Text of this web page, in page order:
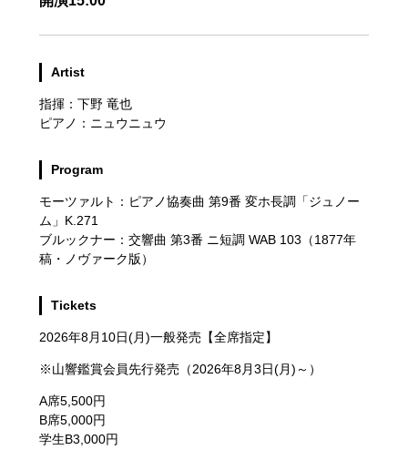
Artist
指揮：下野 竜也
ピアノ：ニュウニュウ
Program
モーツァルト：ピアノ協奏曲 第9番 変ホ長調「ジュノー
ム」K.271
ブルックナー：交響曲 第3番 ニ短調 WAB 103（1877年
稿・ノヴァーク版）
Tickets
2026年8月10日(月)一般発売【全席指定】
※山響鑑賞会員先行発売（2026年8月3日(月)～）
A席5,500円
B席5,000円
学生B3,000円